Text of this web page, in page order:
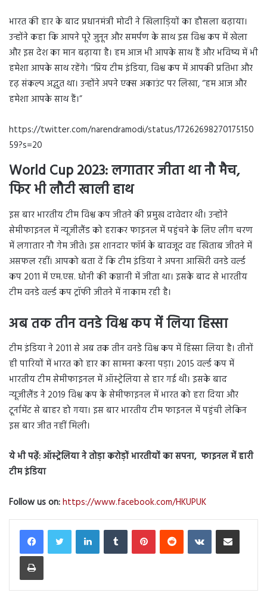
भारत की हार के बाद प्रधानमंत्री मोदी ने खिलाड़ियों का हौसला बढ़ाया।
उन्होंने कहा कि आपने पूरे जुनून और समर्पण के साथ इस विश्व कप में खेला
और इस देश का मान बढ़ाया है। हम आज भी आपके साथ हैं और भविष्य में भी
हमेशा आपके साथ रहेंगे। “प्रिय टीम इंडिया, विश्व कप में आपकी प्रतिभा और
दृढ़ संकल्प अद्भुत था। उन्होंने अपने एक्स अकाउंट पर लिखा, “हम आज और
हमेशा आपके साथ हैं।”
https://twitter.com/narendramodi/status/17262698270175150
59?s=20
World Cup 2023: लगातार जीता था नौ मैच,
फिर भी लौटी खाली हाथ
इस बार भारतीय टीम विश्व कप जीतने की प्रमुख दावेदार थी। उन्होंने
सेमीफाइनल में न्यूजीलैंड को हराकर फाइनल में पहुंचने के लिए लीग चरण
में लगातार नौ गेम जीते। इस शानदार फॉर्म के बावजूद वह खिताब जीतने में
असफल रहीं। आपको बता दें कि टीम इंडिया ने अपना आखिरी वनडे वर्ल्ड
कप 2011 में एम.एस. धोनी की कप्तानी में जीता था। इसके बाद से भारतीय
टीम वनडे वर्ल्ड कप ट्रॉफी जीतने में नाकाम रही है।
अब तक तीन वनडे विश्व कप में लिया हिस्सा
टीम इंडिया ने 2011 से अब तक तीन वनडे विश्व कप में हिस्सा लिया है। तीनों
ही पारियों में भारत को हार का सामना करना पड़ा। 2015 वर्ल्ड कप में
भारतीय टीम सेमीफाइनल में ऑस्ट्रेलिया से हार गई थी। इसके बाद
न्यूजीलैंड ने 2019 विश्व कप के सेमीफाइनल में भारत को हरा दिया और
टूर्नामेंट से बाहर हो गया। इस बार भारतीय टीम फाइनल में पहुंची लेकिन
इस बार जीत नहीं मिली।
ये भी पढ़ें: ऑस्ट्रेलिया ने तोड़ा करोड़ों भारतीयों का सपना, फाइनल में हारी
टीम इंडिया
Follow us on:https://www.facebook.com/HKUPUK
LinkedInTumblr PinterestReddit VKontakteShare via Email
Print